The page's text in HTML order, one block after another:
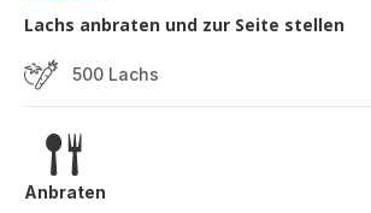
Lachs anbraten und zur Seite stellen
500 Lachs
Anbraten